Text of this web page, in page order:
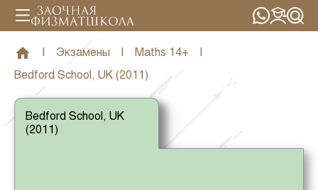
Экзамены Maths 14+
Bedford School, UK (2011)
Bedford School, UK
(2011)